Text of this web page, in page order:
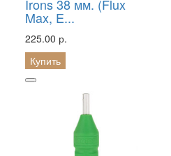
Irons 38 мм. (Flux
Max, E...
225.00 р.
Купить